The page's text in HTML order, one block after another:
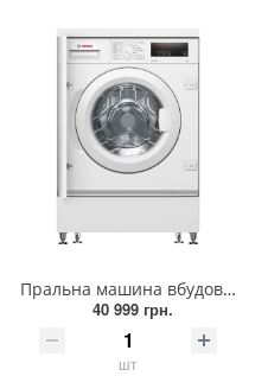
Пральна машина вбудовувана BOSCH WIW24342EU
40 999 грн.
шт